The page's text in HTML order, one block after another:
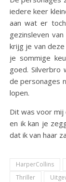
iedere keer
aan wat er
gezinsleven
krijg je van
je sommige
goed.
de personages
lopen.
Dit was voor
en ik kan je
dat ik van haar
HarperCollins
Thriller